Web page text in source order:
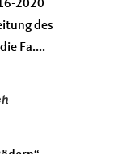
2020
des
Fa....